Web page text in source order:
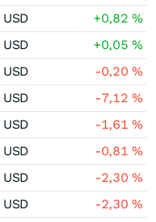
USD +0,82%
USD +0,05%
USD -0,20%
USD -7,12%
USD -1,61%
USD -0,81%
USD -2,30%
USD -2,30%